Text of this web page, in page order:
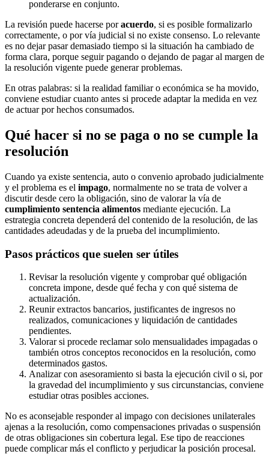
ponderarse en conjunto.
La revisión puede hacerse poracuerdo, si es posible formalizarlo
correctamente, o por vía judicial si no existe consenso. Lo relevante
es no dejar pasar demasiado tiempo si la situación ha cambiado de
forma clara, porque seguir pagando o dejando de pagar al margen de
la resolución vigente puede generar problemas.
En otras palabras: si la realidad familiar o económica se ha movido,
conviene estudiar cuanto antes si procede adaptar la medida en vez
de actuar por hechos consumados.
Qué hacer si no se paga o no se cumple la
resolución
Cuando ya existe sentencia, auto o convenio aprobado judicialmente
y el problema es el impago, normalmente no se trata de volver a
discutir desde cero la obligación, sino de valorar la vía de
cumplimiento sentencia alimentos mediante ejecución. La
estrategia concreta dependerá del contenido de la resolución, de las
cantidades adeudadas y de la prueba del incumplimiento.
Pasos prácticos que suelen ser útiles
Revisar la resolución vigente y comprobar qué obligación
concreta impone, desde qué fecha y con qué sistema de
actualización.
Reunir extractos bancarios, justificantes de ingresos no
realizados, comunicaciones y liquidación de cantidades
pendientes.
Valorar si procede reclamar solo mensualidades impagadas o
también otros conceptos reconocidos en la resolución, como
determinados gastos.
Analizar con asesoramiento si basta la ejecución civil o si, por
la gravedad del incumplimiento y sus circunstancias, conviene
estudiar otras posibles acciones.
No es aconsejable responder al impago con decisiones unilaterales
ajenas a la resolución, como compensaciones privadas o suspensión
de otras obligaciones sin cobertura legal. Ese tipo de reacciones
puede complicar más el conflicto y perjudicar la posición procesal.